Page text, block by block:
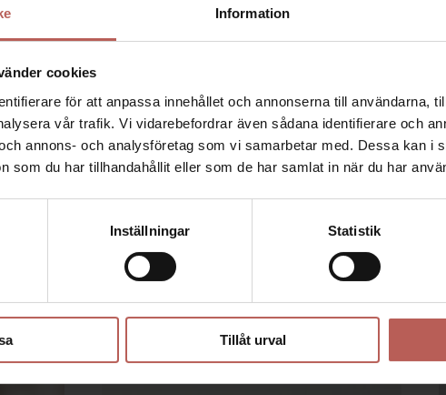
Information
cookies
för att anpassa innehållet och annonserna till användarna,
vår trafik. Vi vidarebefordrar även sådana identifierare och
annons- och analysföretag som vi samarbetar med. Dessa kan i
som du har tillhandahållit eller som de har samlat in när du har
Inställningar Statistik
Tillåt urval
kasta dig ut i det med öppna armar.
i brons.
2,0 kg. Signerad PM.
i en vacker presentask med bifogad beskrivning av konstnären och